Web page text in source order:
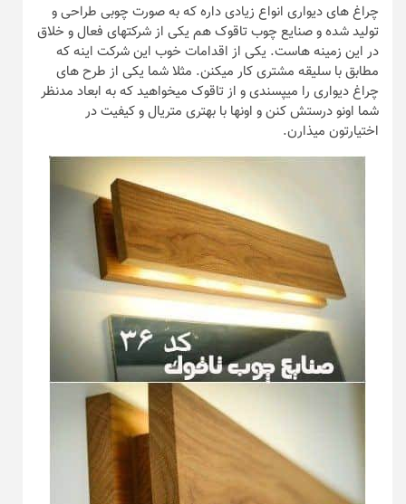
چراغ های دیواری انواع زیادی داره که به صورت چوبی طراحی و
تولید شده و صنایع چوب تاقوک هم یکی از شرکتهای فعال و خلاق
در این زمینه هاست. یکی از اقدامات خوب این شرکت اینه که
مطابق با سلیقه مشتری کار میکنن. مثلا شما یکی از طرح های
چراغ دیواری را میپسندی و از تاقوک میخواهید که به ابعاد مدنظر
شما اونو درستش کنن و اونها با بهتری متریال و کیفیت در
اختیارتون میذارن.